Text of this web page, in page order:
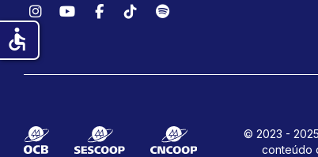
InstagramYouTubeFacebook
TikTokSpotify
© 2023 -
conteúdo
accessible